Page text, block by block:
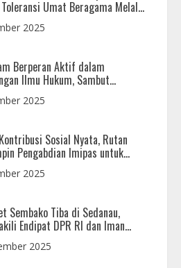
Umat Beragama Melalui
Korban Bencana
2025
Berperan Aktif dalam
Ilmu Hukum, Sambut
Mahasiswa UIB
2025
Sosial Nyata, Rutan
Pengabdian Imipas untuk
Syahrom Ba’dawi
2025
Sembako Tiba di Sedanau,
Endipat DPR RI dan Iman
Reses di Natuna
2025